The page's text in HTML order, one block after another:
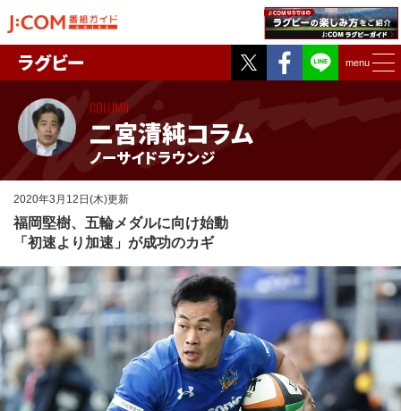
Twitter
Facebook
menu
ラグビー
二宮清純コラム
ノーサイドラウンジ
COLUMN
2020年3月12日(木)更新
福岡堅樹、五輪メダルに向け始動
「初速より加速」が成功のカギ